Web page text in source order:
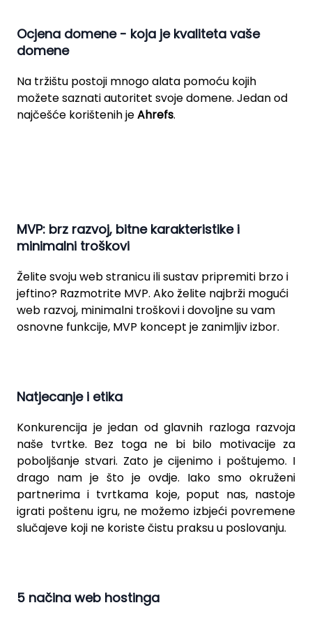
Ocjena domene - koja je kvaliteta vaše
domene
Na tržištu postoji mnogo alata pomoću kojih
možete saznati autoritet svoje domene. Jedan od
najčešće korištenih jeAhrefs.
MVP: brz razvoj, bitne karakteristike i
minimalni troškovi
Želite svoju web stranicu ili sustav pripremiti brzo i
jeftino? Razmotrite MVP. Ako želite najbrži mogući
web razvoj, minimalni troškovi i dovoljne su vam
osnovne funkcije, MVP koncept je zanimljiv izbor.
Natjecanje i etika
Konkurencija je jedan od glavnih razloga razvoja
naše tvrtke. Bez toga ne bi bilo motivacije za
poboljšanje stvari. Zato je cijenimo i poštujemo. I
drago nam je što je ovdje. Iako smo okruženi
partnerima i tvrtkama koje, poput nas, nastoje
igrati poštenu igru, ne možemo izbjeći povremene
slučajeve koji ne koriste čistu praksu u poslovanju.
5 načina web hostinga